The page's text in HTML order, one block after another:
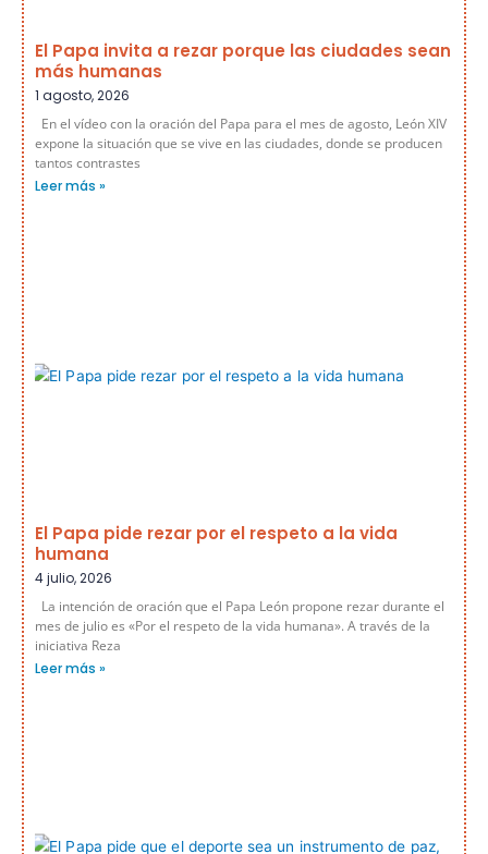
El Papa invita a rezar porque las ciudades sean
más humanas
1 agosto, 2026
En el vídeo con la oración del Papa para el mes de agosto, León XIV
expone la situación que se vive en las ciudades, donde se producen
tantos contrastes
Leer más »
El Papa pide rezar por el respeto a la vida
humana
4 julio, 2026
La intención de oración que el Papa León propone rezar durante el
mes de julio es «Por el respeto de la vida humana». A través de la
iniciativa Reza
Leer más »